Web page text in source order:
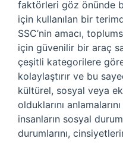
faktörleri göz önünde
için kullanılan bir
SSC’nin amacı,
için güvenilir bir araç
çeşitli kategorilere göre
kolaylaştırır ve bu
kültürel, sosyal veya
olduklarını
insanların sosyal
durumlarını,